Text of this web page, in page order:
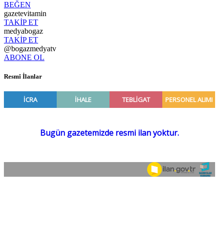
BEĞEN
gazetevitamin
TAKİP ET
medyabogaz
TAKİP ET
@bogazmedyatv
ABONE OL
Resmî İlanlar